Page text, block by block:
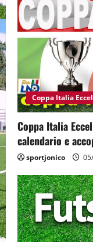
Coppa Italia
Coppa Italia
calendario e
sportjonico